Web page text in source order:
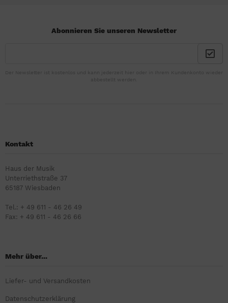
Abonnieren Sie unseren Newsletter
Der Newsletter ist kostenlos und kann jederzeit hier oder in Ihrem Kundenkonto wieder
abbestellt werden.
Kontakt
Haus der Musik
Unterriethstraße 37
65187 Wiesbaden
Tel.: + 49 611 - 46 26 49
Fax: + 49 611 - 46 26 66
Mehr über...
Liefer- und Versandkosten
Datenschutzerklärung